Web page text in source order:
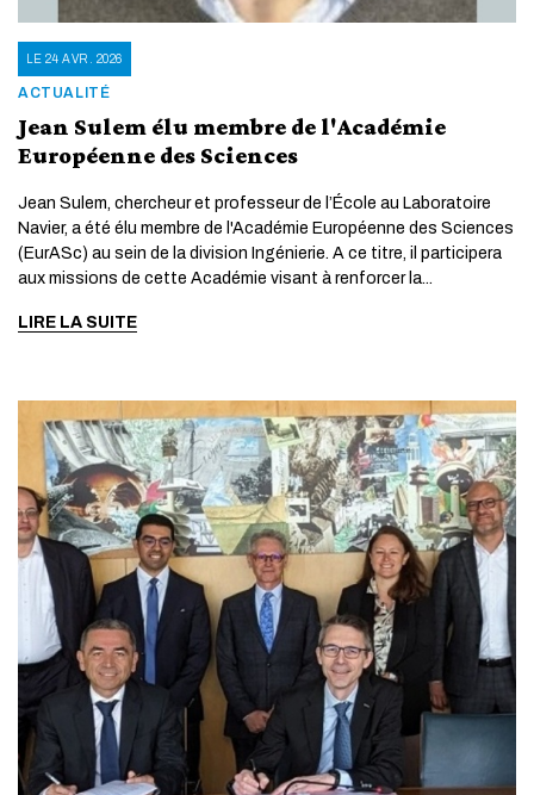
ACTUALITÉ
LE 24 AVR. 2026
Jean Sulem élu membre de l'Académie
Européenne des Sciences
Jean Sulem, chercheur et professeur de l’École au Laboratoire
Navier, a été élu membre de l'Académie Européenne des Sciences
(EurASc) au sein de la division Ingénierie. A ce titre, il participera
aux missions de cette Académie visant à renforcer la...
LIRE LA SUITE